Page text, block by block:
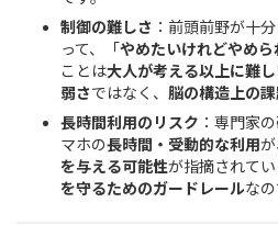
制御の難しさ ：前頭前野が十
って、「 やめたいけれどやめら
ことは大人が考える以上に難
弱さではなく、 脳の構造上の
長時間利用のリスク ：専門家
マホの長時間・受動的な利用
を与える可能性が指摘されて
を守るためのガードレールなの